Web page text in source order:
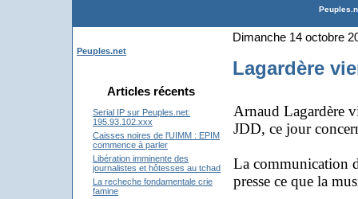
Peuples.net
Articles récents
Serial IP sur Peuples.net:
195.93.102.xxx
Caisses noires de l'UIMM : EPIM
commence à parler
Libération imminente des
journalistes et hôtesses au tchad
La recheche fondamentale crie
famine
Dimanche 14 octobre
Lagardère
Arnaud Lagardère
JDD, ce jour
La communication
presse ce que la